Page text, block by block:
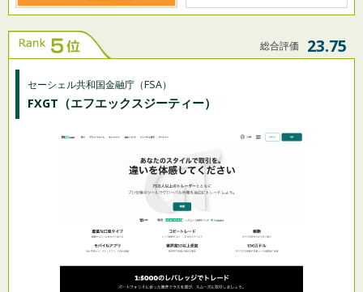
総合評価 23.75
セーシェル共和国金融庁（FSA）
FXGT （エフエックスジーティー）